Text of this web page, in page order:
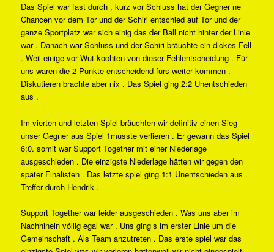
Das Spiel war fast durch , kurz vor Schluss hat der Gegner ne
Chancen vor dem Tor und der Schiri entschied auf Tor und der
ganze Sportplatz war sich einig das der Ball nicht hinter der Linie
war . Danach war Schluss und der Schiri bräuchte ein dickes Fell
. Weil einige vor Wut kochten von dieser Fehlentscheidung . Für
uns waren die 2 Punkte entscheidend fürs weiter kommen .
Diskutieren brachte aber nix . Das Spiel ging 2:2 Unentschieden
aus .
Im vierten und letzten Spiel bräuchten wir definitiv einen Sieg
unser Gegner aus Spiel 1musste verlieren . Er gewann das Spiel
6;0. somit war Support Together mit einer Niederlage
ausgeschieden . Die einzigste Niederlage hätten wir gegen den
später Finalisten . Das letzte spiel ging 1:1 Unentschieden aus .
Treffer durch Hendrik .
Support Together war leider ausgeschieden . Was uns aber im
Nachhinein völlig egal war . Uns ging’s im erster Linie um die
Gemeinschaft . Als Team anzutreten . Das erste spiel war das